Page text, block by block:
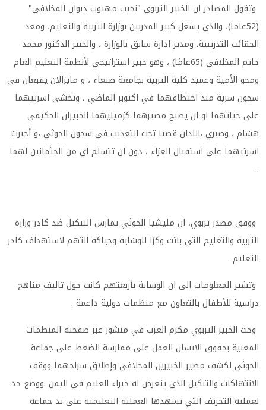
وتقول المصادر ان الخبير التربوي "نجيب مهيوب دبوان المخلافي"
(52عاما)، والذي يشغل كبير المدربين بوزارة التربية والتعليم، ومعد
الحقائب التدريبية، ومدير ادارة سابق بالوزارة ، والخبير الدكتور محمد
حاتم المخلافي (65عامًا) ، وهو خبير استراتيجي لأنظمة التعليم العام
ومحو الأمية وعميد كلية التربية بجامعة صنعاء ، و مايزالان يقبعان في
سجون سرية منذ اختطافهما في اكتوبر الماضي ، وتخشى اسرتيهما
على حياتهما او ان يصبح مصيرهما كزميليهما الخبيران الحكيمي
هشام ، وصبري ،اللذان قضيا تحت التعذيب في سجون الحوثي ،و أجبرت
اسرتيهما على استقبال العزاء ، دون ان تتسلم اي من الجثمانين لهما
..
ووفق مصدر تربوي، ان مليشيا الحوثي تمارس التنكيل ضد كادر وزارة
التربية والتعليم التي باتت وكرًا للوشاية وحياكة التهم لاستهداف كادر
التعليم .
وتشير المعلومات الى ان الوشاية بأربعتهم كانت حول تاليف مناهج
دراسية للأطفال بالتعاون مع منظمات دولية داعمة .
وحث الخبير التربوي مكرم العزب في منشور عبر صفحته المنطمات
المعنية بحقوق الانسان العمل على ممارسة الضغط على جماعة
الحوثي لكشف مصير الخبيرين المخلافي وإطلاق سراحهما ووقف
الانتهاكات والتنكيل الذي يتعرض له خبراء العليم في اليمن .ووضع حد
لعملية التجريف التي تشهدها العملية التعليمية على يد جماعة